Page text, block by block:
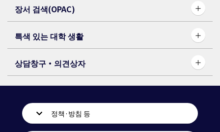
장서 검색(OPAC)
특색 있는 대학 생활
상담창구・의견상자
정책·방침 등